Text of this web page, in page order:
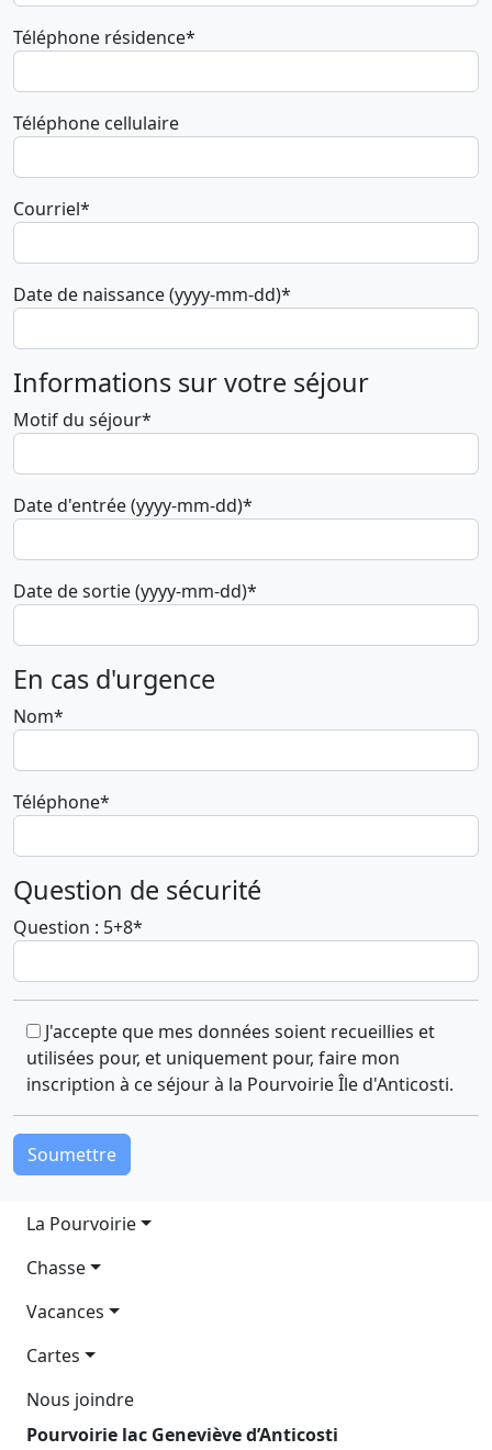
Téléphone résidence*
Téléphone cellulaire
Courriel*
Date de naissance (yyyy-mm-dd)*
Informations sur votre séjour
Motif du séjour*
Date d'entrée (yyyy-mm-dd)*
Date de sortie (yyyy-mm-dd)*
En cas d'urgence
Nom*
Téléphone*
Question de sécurité
Question : 5+8*
J'accepte que mes données soient recueillies et
utilisées pour, et uniquement pour, faire mon
inscription à ce séjour à la Pourvoirie Île d'Anticosti.
Main navigation
La Pourvoirie
Chasse
Vacances
Cartes
Nous joindre
Pourvoirie lac Geneviève d’Anticosti